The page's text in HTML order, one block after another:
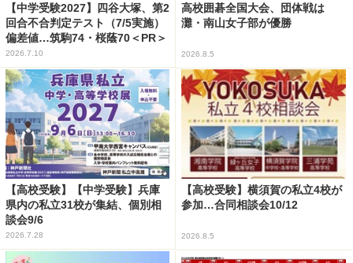
【中学受験2027】四谷大塚、第2
回合不合判定テスト（7/5実施）
偏差値…筑駒74・桜蔭70＜PR＞
2026.7.10
高校囲碁全国大会、団体戦は
灘・南山女子部が優勝
2026.8.5
【高校受験】【中学受験】兵庫
県内の私立31校が集結、個別相
談会9/6
2026.7.28
【高校受験】横須賀の私立4校が
参加…合同相談会10/12
2026.8.5